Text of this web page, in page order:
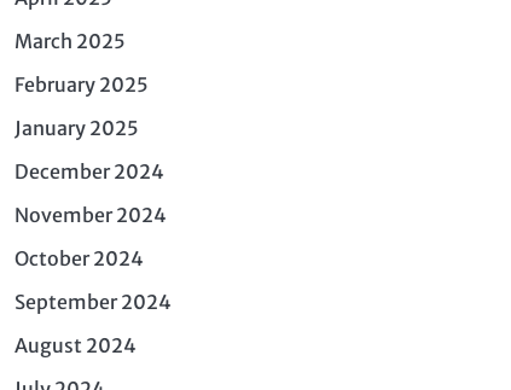
March 2025
February 2025
January 2025
December 2024
November 2024
October 2024
September 2024
August 2024